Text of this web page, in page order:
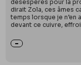
désespérés pour la
dirait Zola, ces âmes
temps lorsque je n’en
devant ce cuivre, effroi